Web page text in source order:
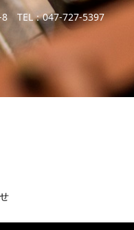
8 TEL：047-727-5397